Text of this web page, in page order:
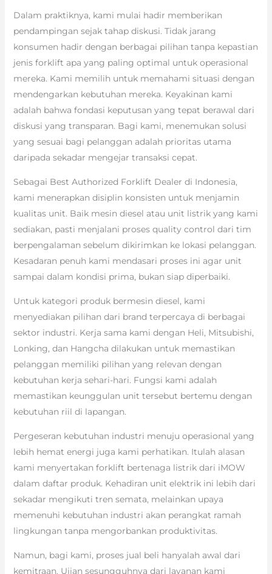
Dalam praktiknya, kami mulai hadir memberikan
pendampingan sejak tahap diskusi. Tidak jarang
konsumen hadir dengan berbagai pilihan tanpa kepastian
jenis forklift apa yang paling optimal untuk operasional
mereka. Kami memilih untuk memahami situasi dengan
mendengarkan kebutuhan mereka. Keyakinan kami
adalah bahwa fondasi keputusan yang tepat berawal dari
diskusi yang transparan. Bagi kami, menemukan solusi
yang sesuai bagi pelanggan adalah prioritas utama
daripada sekadar mengejar transaksi cepat.
Sebagai Best Authorized Forklift Dealer di Indonesia,
kami menerapkan disiplin konsisten untuk menjamin
kualitas unit. Baik mesin diesel atau unit listrik yang kami
sediakan, pasti menjalani proses quality control dari tim
berpengalaman sebelum dikirimkan ke lokasi pelanggan.
Kesadaran penuh kami mendasari proses ini agar unit
sampai dalam kondisi prima, bukan siap diperbaiki.
Untuk kategori produk bermesin diesel, kami
menyediakan pilihan dari brand terpercaya di berbagai
sektor industri. Kerja sama kami dengan Heli, Mitsubishi,
Lonking, dan Hangcha dilakukan untuk memastikan
pelanggan memiliki pilihan yang relevan dengan
kebutuhan kerja sehari-hari. Fungsi kami adalah
memastikan keunggulan unit tersebut bertemu dengan
kebutuhan riil di lapangan.
Pergeseran kebutuhan industri menuju operasional yang
lebih hemat energi juga kami perhatikan. Itulah alasan
kami menyertakan forklift bertenaga listrik dari iMOW
dalam daftar produk. Kehadiran unit elektrik ini lebih dari
sekadar mengikuti tren semata, melainkan upaya
memenuhi kebutuhan industri akan perangkat ramah
lingkungan tanpa mengorbankan produktivitas.
Namun, bagi kami, proses jual beli hanyalah awal dari
kemitraan. Ujian sesungguhnya dari layanan kami